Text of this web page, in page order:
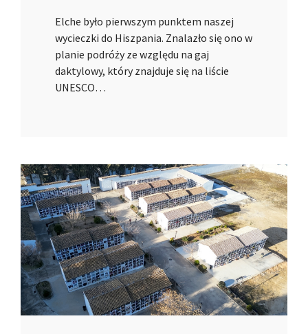
Elche było pierwszym punktem naszej
wycieczki do Hiszpania. Znalazło się ono w
planie podróży ze względu na gaj
daktylowy, który znajduje się na liście
UNESCO…